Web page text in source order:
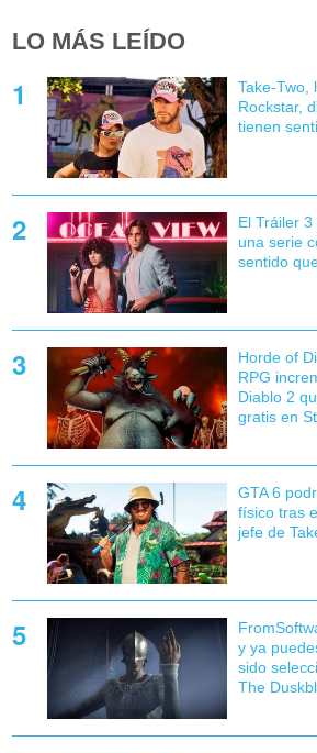
LO MÁS LEÍDO
Take-Two,
Rockstar,
tienen
El Tráiler
una serie
sentido
Horde of
RPG
Diablo 2
gratis en
GTA 6
físico tras
jefe de
y ya
sido
The